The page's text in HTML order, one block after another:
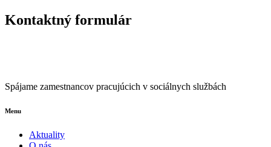
Kontaktný formulár
Spájame zamestnancov pracujúcich v sociálnych službách
Menu
Aktuality